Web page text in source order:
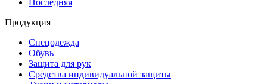
Продукция
Спецодежда
Обувь
Защита для рук
Средства индивидуальной защиты